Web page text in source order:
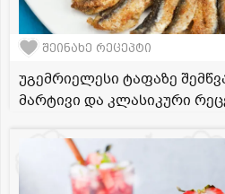
შეინახე რეცეპტი
უგემრიელესი ტაფაზე
მარტივი და კლასიკური